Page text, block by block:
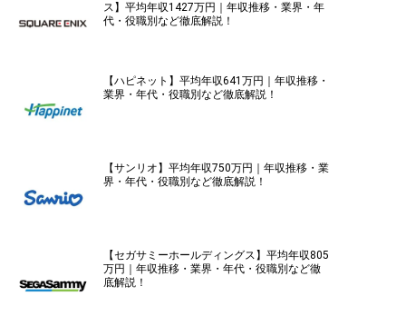
ス】平均年収1427万円｜年収推移・業界・年
代・役職別など徹底解説！
【ハピネット】平均年収641万円｜年収推移・
業界・年代・役職別など徹底解説！
【サンリオ】平均年収750万円｜年収推移・業
界・年代・役職別など徹底解説！
【セガサミーホールディングス】平均年収805
万円｜年収推移・業界・年代・役職別など徹
底解説！